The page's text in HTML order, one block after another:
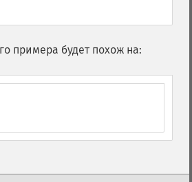
примера будет похож на: